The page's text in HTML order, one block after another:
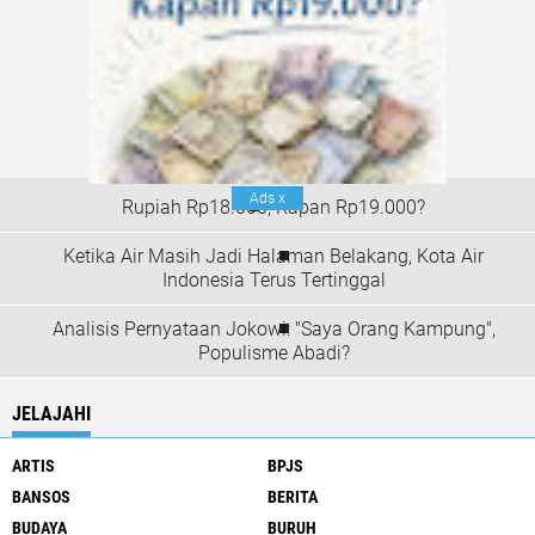
Rupiah Rp18.000; Kapan Rp19.000?
Ketika Air Masih Jadi Halaman Belakang, Kota Air
Indonesia Terus Tertinggal
Analisis Pernyataan Jokowi: "Saya Orang Kampung",
Populisme Abadi?
JELAJAHI
ARTIS
BPJS
BANSOS
BERITA
BUDAYA
BURUH
Ads x